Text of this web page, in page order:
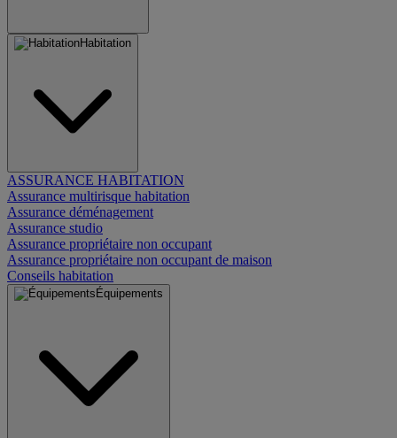
Habitation
ASSURANCE HABITATION
Assurance multirisque habitation
Assurance déménagement
Assurance studio
Assurance propriétaire non occupant
Assurance propriétaire non occupant de maison
Conseils habitation
Équipements